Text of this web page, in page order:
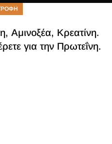
Αμινοξέα, Κρεατίνη.
για την Πρωτεΐνη.